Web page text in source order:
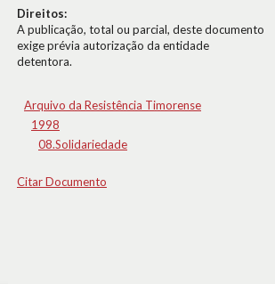
Direitos:
A publicação, total ou parcial, deste documento
exige prévia autorização da entidade
detentora.
Arquivo da Resistência Timorense
1998
08.Solidariedade
Citar Documento